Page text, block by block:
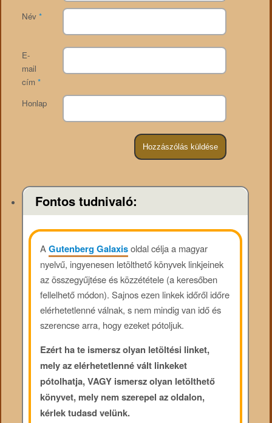
Név *
E-
mail
cím *
Honlap
Fontos tudnivaló:
AGutenberg Galaxisoldal célja a magyar
nyelvű, ingyenesen letölthető könyvek linkjeinek
az összegyűjtése és közzététele (a keresőben
fellelhető módon). Sajnos ezen linkek időről időre
elérhetetlenné válnak, s nem mindig van idő és
szerencse arra, hogy ezeket pótoljuk.
Ezért ha te ismersz olyan letöltési linket,
mely az elérhetetlenné vált linkeket
pótolhatja, VAGY ismersz olyan letölthető
könyvet, mely nem szerepel az oldalon,
kérlek tudasd velünk.